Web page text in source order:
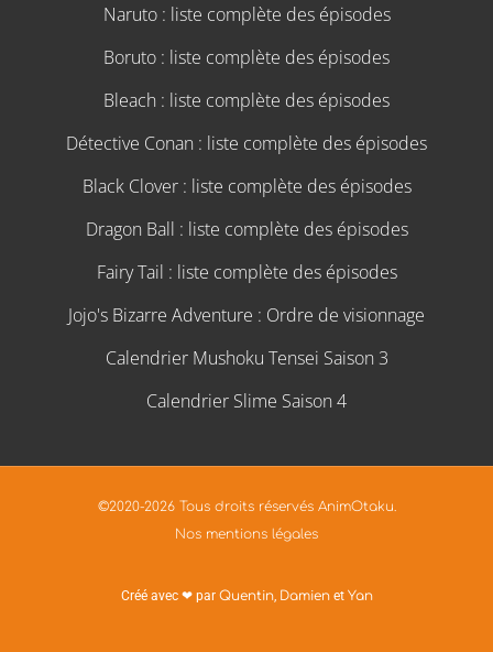
Naruto : liste complète des épisodes
Boruto : liste complète des épisodes
Bleach : liste complète des épisodes
Détective Conan : liste complète des épisodes
Black Clover : liste complète des épisodes
Dragon Ball : liste complète des épisodes
Fairy Tail : liste complète des épisodes
Jojo's Bizarre Adventure : Ordre de visionnage
Calendrier Mushoku Tensei Saison 3
Calendrier Slime Saison 4
©2020-2026 Tous droits réservés AnimOtaku.
Nos mentions légales
Créé avec ❤ par Quentin, Damienet Yan